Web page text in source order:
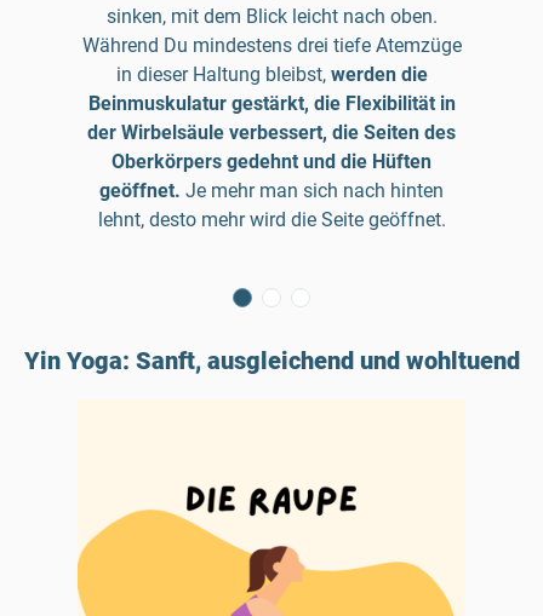
sinken, mit dem Blick leicht nach oben.
Während Du mindestens drei tiefe Atemzüge
in dieser Haltung bleibst, werden die
Beinmuskulatur gestärkt, die Flexibilität in
der Wirbelsäule verbessert, die Seiten des
Oberkörpers gedehnt und die Hüften
geöffnet. Je mehr man sich nach hinten
lehnt, desto mehr wird die Seite geöffnet.
Yin Yoga: Sanft, ausgleichend und wohltuend